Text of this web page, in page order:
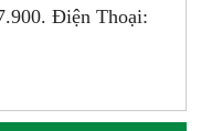
Điện Thoại: